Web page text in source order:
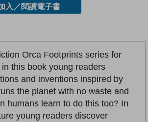
入／閱讀電子書
Orca Footprints series for
this book young readers
and inventions inspired by
the planet with no waste and
humans learn to do this too? In
young readers discover